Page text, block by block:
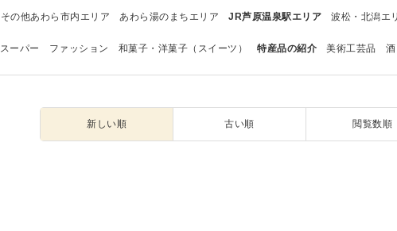
その他あわら市内エリア あわら湯のまちエリア JR芦原温泉駅エリア 波松・北潟エ
スーパー ファッション 和菓子・洋菓子（スイーツ） 特産品の紹介 美術工芸品 酒
新しい順 古い順 閲覧数順